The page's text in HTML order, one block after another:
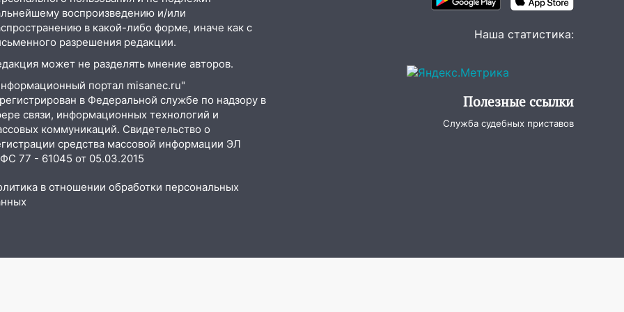
воспроизведению и/или
в какой-либо форме, иначе как с
разрешения редакции.
может не разделять мнение авторов.
портал misanec.ru"
в Федеральной службе по надзору в
связи, информационных технологий и
коммуникаций. Свидетельство о
средства массовой информации ЭЛ
77 - 61045 от 05.03.2015
в отношении обработки персональных
Наша статистика:
Полезные ссылки
Служба судебных приставов